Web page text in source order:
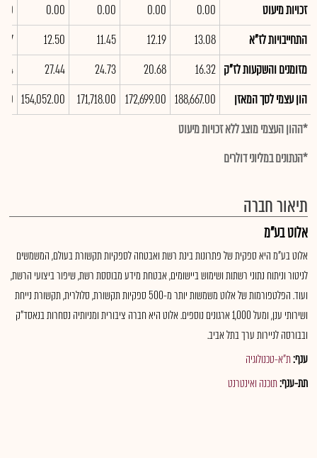
זכויות מיעוט
0.00
0.00
0.00
0.00
התחייבויות לז"א
13.08
12.19
11.45
12.50
מזומנים והשקעות לז"ק 16.32
20.68
24.73
27.44
הון עצמי לסך המאזן
188,667.00
172,699.00
171,718.00
154,052.00
*ההון העצמי מוצג ללא זכויות מיעוט
*הנתונים במליוני דולרים
תיאור חברה
אלוט בע"מ
אלוט בע"מ היא ספקית של פתרונות בינת רשת ואבטחה לספקיות תקשורת בעולם, המשמשים
לניטור וניתוח נתוני רשתות ושימוש ביישומים, אבטחת מידע מבוססת רשת, שיפור ביצועי הרשת,
ועוד. הפלטפורמות של אלוט משמשות יותר מ-500 ספקיות תקשורת, סלולרית, תקשורת נייחת
ושירותי ענן, ומעל 1,000 ארגונים נוספים. אלוט היא חברה ציבורית ומניותיה נסחרות בנאסד"ק
ובבורסה לניירות ערך בתל אביב.
ענף:ת"א-טכנולוגיה
תת-ענף:תוכנה ואינטרנט